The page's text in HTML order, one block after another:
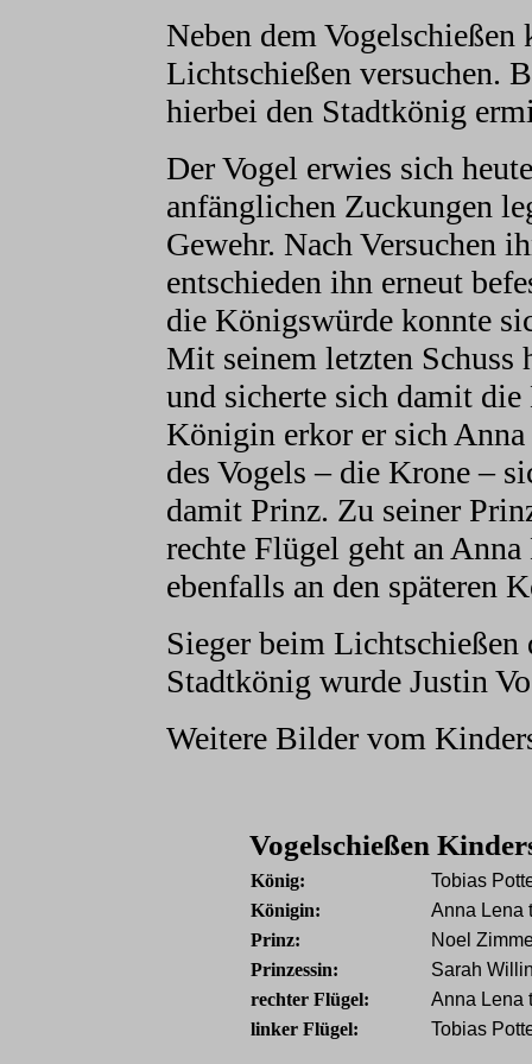
Neben dem
Lichtschießen versuchen.
hierbei den Stadtkönig
Der Vogel erwies sich
anfänglichen Zuckungen
Gewehr. Nach Versuchen
entschieden ihn erneut
die Königswürde konnte
Mit seinem letzten Schuss
und sicherte sich damit
Königin erkor er sich Anna
des Vogels – die Krone –
damit Prinz. Zu seiner
rechte Flügel geht an
ebenfalls an den späteren
Sieger beim
Stadtkönig wurde Justin
Weitere Bilder vom
Vogelschießen
König:
Tobias
Königin:
Anna Lena
Prinz:
Noel
Prinzessin:
Sarah
rechter Flügel:
Anna Lena
linker Flügel:
Tobias